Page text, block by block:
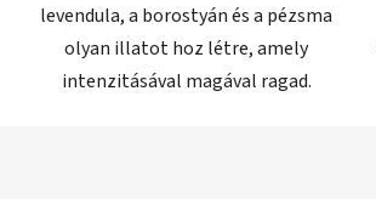
levendula, a borostyán és a pézsma
olyan illatot hoz létre, amely
intenzitásával magával ragad.